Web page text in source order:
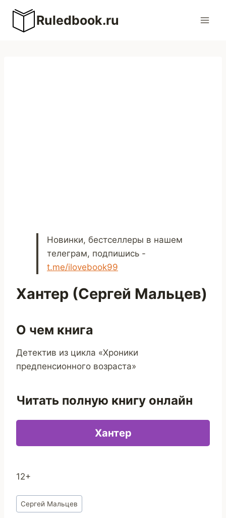
Перейти
содержимому
Ruledbook.ru
Новинки, бестселлеры в нашем
телеграм, подпишись -
t.me/ilovebook99
Хантер (Сергей Мальцев)
О чем книга
Детектив из цикла «Хроники
предпенсионного возраста»
Читать полную книгу онлайн
Хантер
12+
Метки
записи:
Сергей Мальцев